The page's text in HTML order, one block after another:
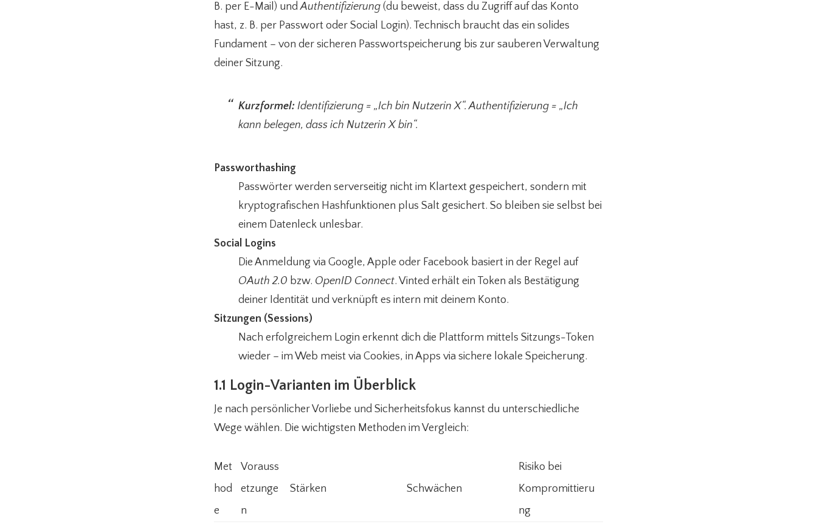
B. per E-Mail) undAuthentifizierung (du beweist, dass du Zugriff auf das Konto
hast, z. B. per Passwort oder Social Login). Technisch braucht das ein solides
Fundament – von der sicheren Passwortspeicherung bis zur sauberen Verwaltung
deiner Sitzung.
Kurzformel: Identifizierung = „Ich bin Nutzerin X“. Authentifizierung = „Ich
kann belegen, dass ich Nutzerin X bin“.
Passworthashing
Passwörter werden serverseitig nicht im Klartext gespeichert, sondern mit
kryptografischen Hashfunktionen plus Salt gesichert. So bleiben sie selbst bei
einem Datenleck unlesbar.
Social Logins
Die Anmeldung via Google, Apple oder Facebook basiert in der Regel auf
OAuth 2.0 bzw. OpenID Connect. Vinted erhält ein Token als Bestätigung
deiner Identität und verknüpft es intern mit deinem Konto.
Sitzungen (Sessions)
Nach erfolgreichem Login erkennt dich die Plattform mittels Sitzungs-Token
wieder – im Web meist via Cookies, in Apps via sichere lokale Speicherung.
1.1 Login-Varianten im Überblick
Je nach persönlicher Vorliebe und Sicherheitsfokus kannst du unterschiedliche
Wege wählen. Die wichtigsten Methoden im Vergleich:
Met
hod
e
Vorauss
etzunge
n
Stärken Schwächen
Risiko bei
Kompromittieru
ng